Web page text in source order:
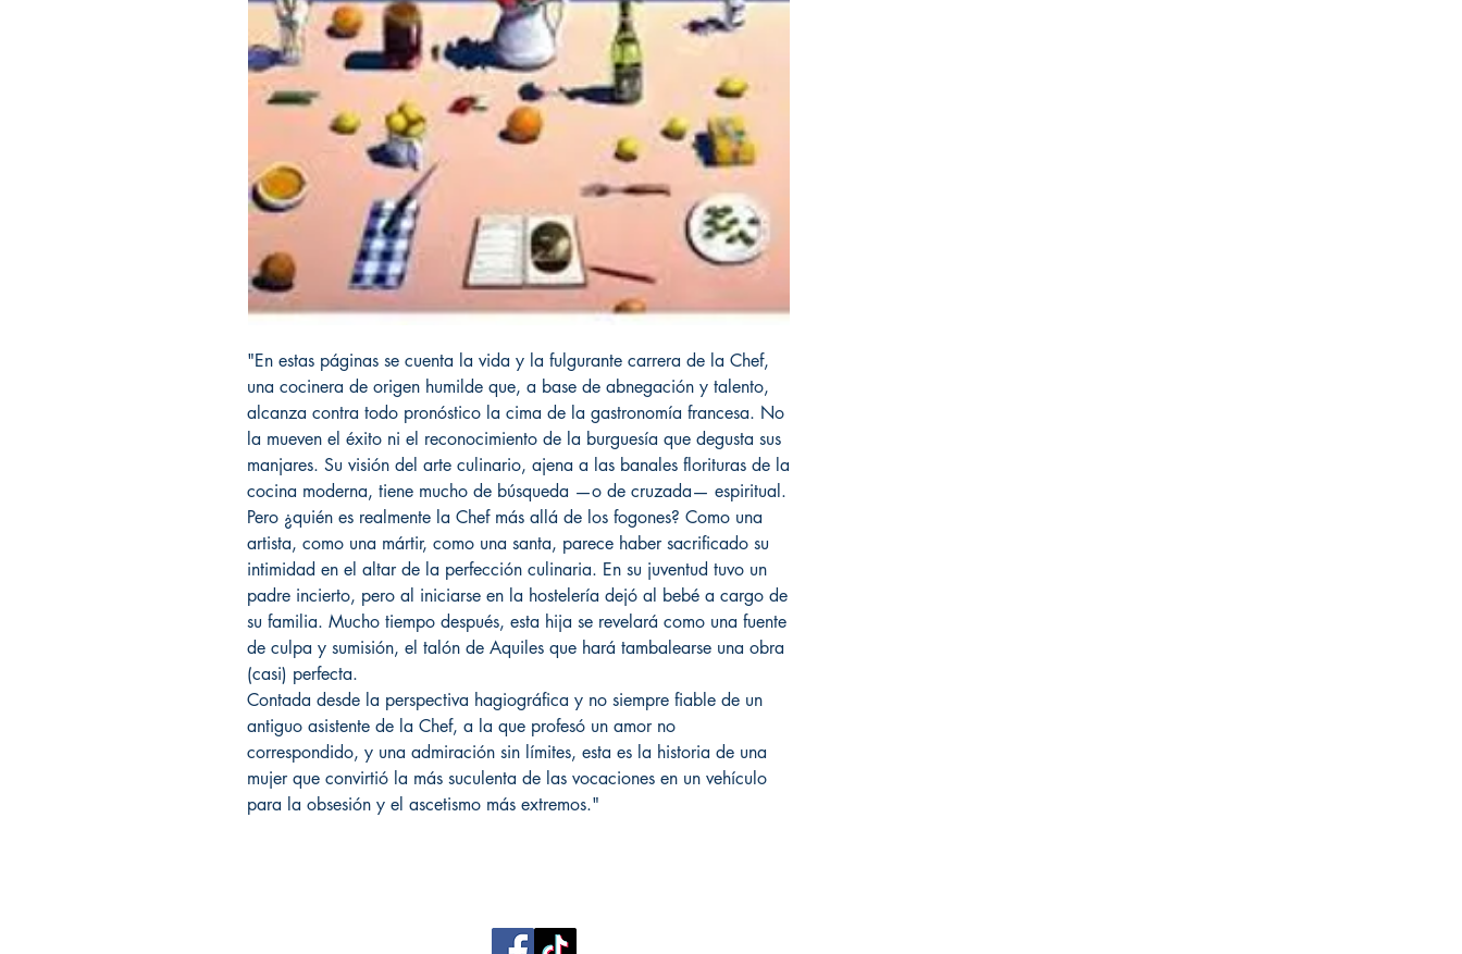
"En estas páginas se cuenta la vida y la fulgurante carrera de la Chef,
una cocinera de origen humilde que, a base de abnegación y talento,
alcanza contra todo pronóstico la cima de la gastronomía francesa. No
la mueven el éxito ni el reconocimiento de la burguesía que degusta sus
manjares. Su visión del arte culinario, ajena a las banales florituras de la
cocina moderna, tiene mucho de búsqueda —o de cruzada— espiritual.
Pero ¿quién es realmente la Chef más allá de los fogones? Como una
artista, como una mártir, como una santa, parece haber sacrificado su
intimidad en el altar de la perfección culinaria. En su juventud tuvo un
padre incierto, pero al iniciarse en la hostelería dejó al bebé a cargo de
su familia. Mucho tiempo después, esta hija se revelará como una fuente
de culpa y sumisión, el talón de Aquiles que hará tambalearse una obra
(casi) perfecta.
Contada desde la perspectiva hagiográfica y no siempre fiable de un
antiguo asistente de la Chef, a la que profesó un amor no
correspondido, y una admiración sin límites, esta es la historia de una
mujer que convirtió la más suculenta de las vocaciones en un vehículo
para la obsesión y el ascetismo más extremos."